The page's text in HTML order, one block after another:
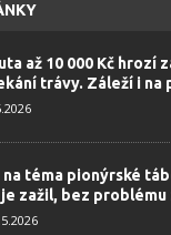
až 10 000 Kč hrozí
trávy. Záleží i na
na téma pionýrské
je zažil, bez problému